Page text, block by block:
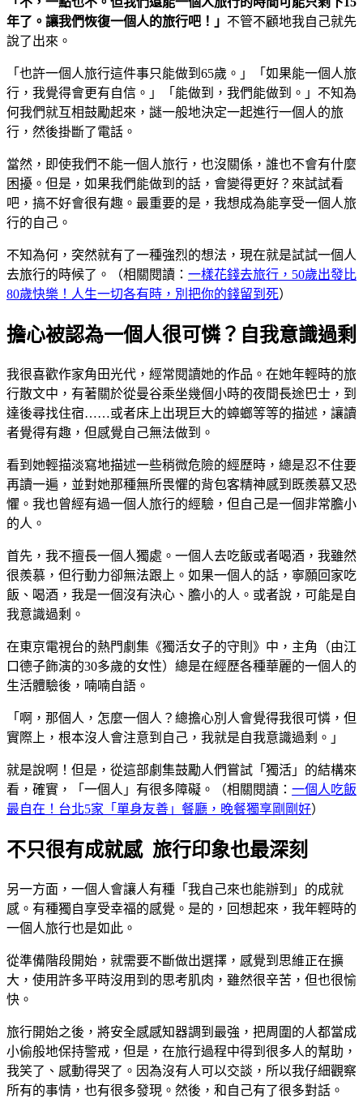
年了。讓我們恢復一個人的旅行吧！」 不管不顧地我自己就先
說了出來。
「也許一個人旅行這件事只能做到65歲。」「如果能一個人旅
行，我覺得會更有自信。」「能做到，我們能做到。」不知為
何我們就互相鼓勵起來，謎一般地決定一起進行一個人的旅
行，然後掛斷了電話。
當然，即使我們不能一個人旅行，也沒關係，誰也不會有什麼
困擾。但是，如果我們能做到的話，會變得更好？來試試看
吧，搞不好會很有趣。最重要的是，我想成為能享受一個人旅
行的自己。
不知為何，突然就有了一種強烈的想法，現在就是試試一個人
去旅行的時候了。（相關閱讀： 一樣花錢去旅行，50歲出發比
80歲快樂！人生一切各有時，別把你的錢留到死）
擔心被認為一個人很可憐？自我意識過剩
我很喜歡作家角田光代，經常閱讀她的作品。在她年輕時的旅
行散文中，有著關於從曼谷乘坐幾個小時的夜間長途巴士，到
達後尋找住宿……或者床上出現巨大的蟑螂等等的描述，讓讀
者覺得有趣，但感覺自己無法做到。
看到她輕描淡寫地描述一些稍微危險的經歷時，總是忍不住要
再讀一遍，並對她那種無所畏懼的背包客精神感到既羨慕又恐
懼。我也曾經有過一個人旅行的經驗，但自己是一個非常膽小
的人。
首先，我不擅長一個人獨處。一個人去吃飯或者喝酒，我雖然
很羨慕，但行動力卻無法跟上。如果一個人的話，寧願回家吃
飯、喝酒，我是一個沒有決心、膽小的人。或者說，可能是自
我意識過剩。
在東京電視台的熱門劇集《獨活女子的守則》中，主角（由江
口德子飾演的30多歲的女性）總是在經歷各種華麗的一個人的
生活體驗後，喃喃自語。
「啊，那個人，怎麼一個人？總擔心別人會覺得我很可憐，但
實際上，根本沒人會注意到自己，我就是自我意識過剩。」
就是說啊！但是，從這部劇集鼓勵人們嘗試「獨活」的結構來
看，確實，「一個人」有很多障礙。（相關閱讀： 一個人吃飯
最自在！台北5家「單身友善」餐廳，晚餐獨享剛剛好）
不只很有成就感 旅行印象也最深刻
另一方面，一個人會讓人有種「我自己來也能辦到」的成就
感。有種獨自享受幸福的感覺。是的，回想起來，我年輕時的
一個人旅行也是如此。
從準備階段開始，就需要不斷做出選擇，感覺到思維正在擴
大，使用許多平時沒用到的思考肌肉，雖然很辛苦，但也很愉
快。
旅行開始之後，將安全感感知器調到最強，把周圍的人都當成
小偷般地保持警戒，但是，在旅行過程中得到很多人的幫助，
我笑了、感動得哭了。因為沒有人可以交談，所以我仔細觀察
所有的事情，也有很多發現。然後，和自己有了很多對話。